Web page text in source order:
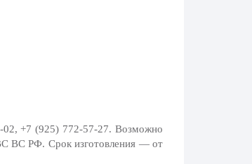
+7 (925) 772-57-27. Возможно
ВС РФ. Срок изготовления — от